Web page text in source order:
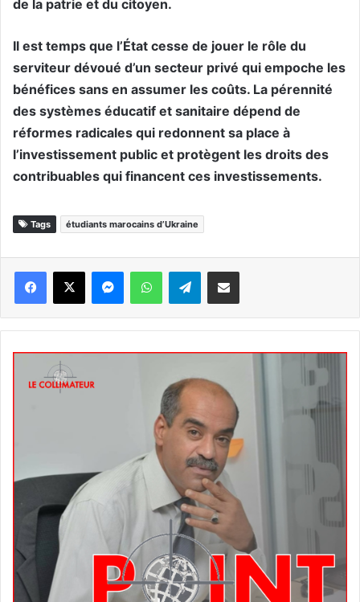
de la patrie et du citoyen.
Il est temps que l’État cesse de jouer le rôle du
serviteur dévoué d’un secteur privé qui empoche les
bénéfices sans en assumer les coûts. La pérennité
des systèmes éducatif et sanitaire dépend de
réformes radicales qui redonnent sa place à
l’investissement public et protègent les droits des
contribuables qui financent ces investissements.
Tags étudiants marocains d’Ukraine
WhatsApp Telegram